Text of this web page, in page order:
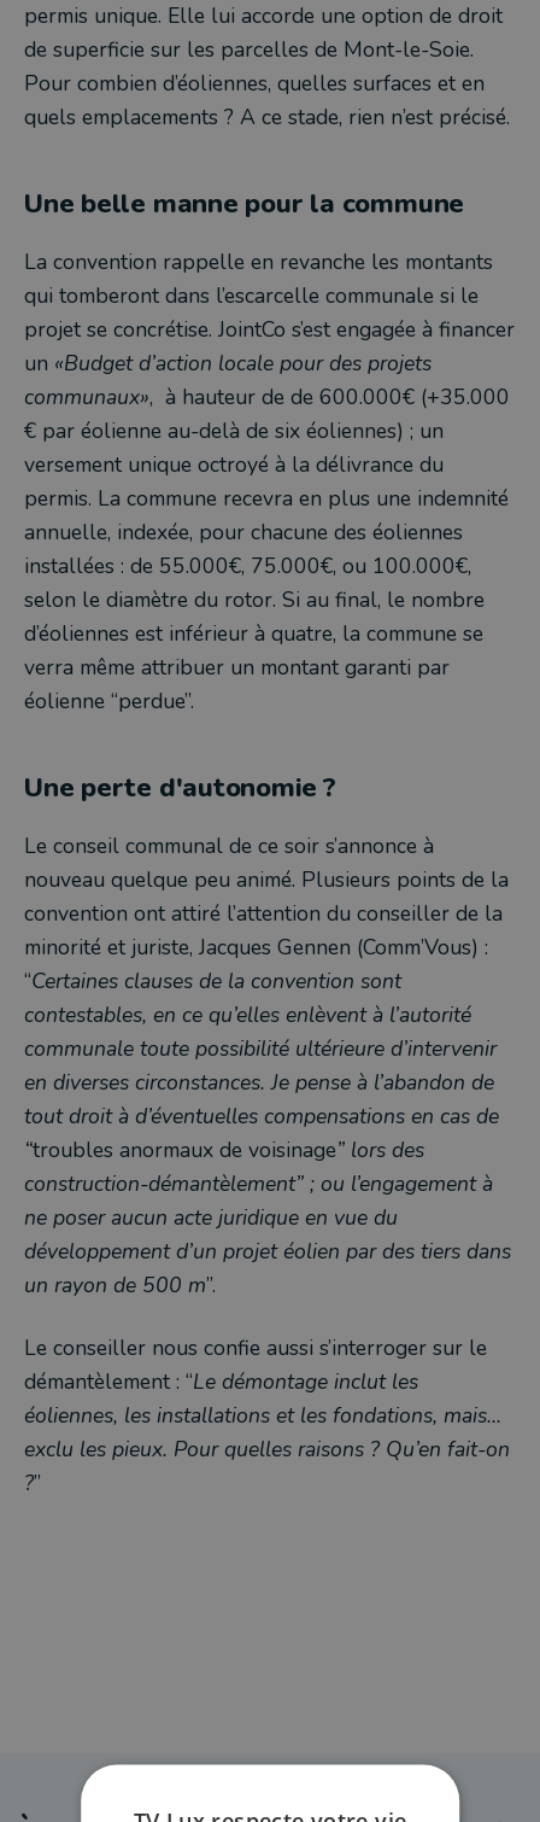
permis unique. Elle lui accorde une option de droit
de superficie sur les parcelles de Mont-le-Soie.
Pour combien d’éoliennes, quelles surfaces et en
quels emplacements ? A ce stade, rien n’est précisé.
Une belle manne pour la commune
La convention rappelle en revanche les montants
qui tomberont dans l’escarcelle communale si le
projet se concrétise. JointCo s’est engagée à financer
un «Budget d’action locale pour des projets
communaux», à hauteur de de 600.000€ (+35.000
€ par éolienne au-delà de six éoliennes) ; un
versement unique octroyé à la délivrance du
permis. La commune recevra en plus une indemnité
annuelle, indexée, pour chacune des éoliennes
installées : de 55.000€, 75.000€, ou 100.000€,
selon le diamètre du rotor. Si au final, le nombre
d’éoliennes est inférieur à quatre, la commune se
verra même attribuer un montant garanti par
éolienne “perdue”.
Une perte d'autonomie ?
Le conseil communal de ce soir s’annonce à
nouveau quelque peu animé. Plusieurs points de la
convention ont attiré l’attention du conseiller de la
minorité et juriste, Jacques Gennen (Comm’Vous) :
“Certaines clauses de la convention sont
contestables, en ce qu’elles enlèvent à l’autorité
communale toute possibilité ultérieure d’intervenir
en diverses circonstances. Je pense à l’abandon de
tout droit à d’éventuelles compensations en cas de
“troubles anormaux de voisinage” lors des
construction-démantèlement” ; ou l’engagement à
ne poser aucun acte juridique en vue du
développement d’un projet éolien par des tiers dans
un rayon de 500 m”.
Le conseiller nous confie aussi s’interroger sur le
démantèlement : “Le démontage inclut les
éoliennes, les installations et les fondations, mais…
exclu les pieux. Pour quelles raisons ? Qu’en fait-on
?”